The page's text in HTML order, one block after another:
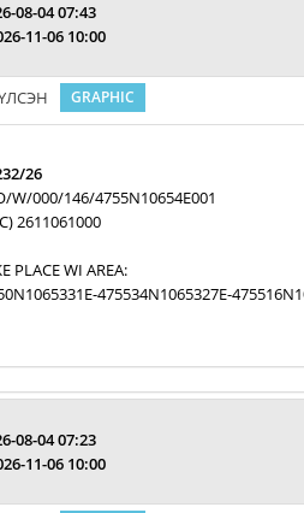
08-04 07:43
11-06 10:00
GRAPHIC
26
W/000/146/4755N10654E001
2611061000
PLACE WI AREA:
475534N1065327E-
08-04 07:23
11-06 10:00